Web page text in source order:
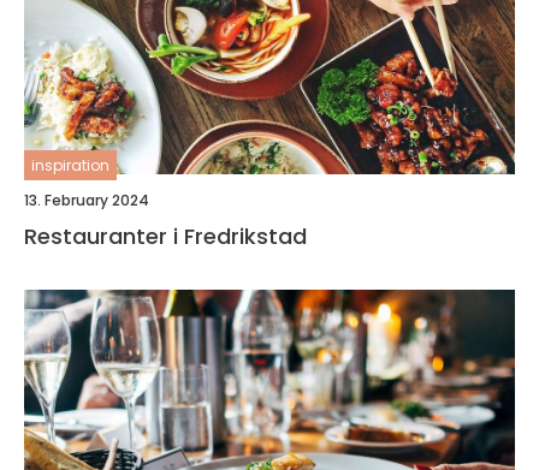
inspiration
13. February 2024
Restauranter i Fredrikstad